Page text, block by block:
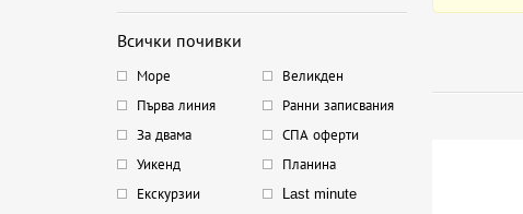
Всички почивки
Море
Великден
Първа линия
Ранни записвания
За двама
СПА оферти
Уикенд
Планина
Екскурзии
Last minute